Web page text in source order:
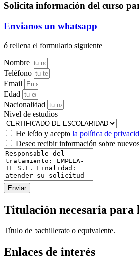
Solicita información del curso
Envianos un whatsapp
ó rellena el formulario siguiente
Nombre
Teléfono
Email
Edad
Nacionalidad
Nivel de estudios
He leído y acepto la política de
Deseo recibir información sobre
Enviar
Titulación necesaria para
Título de bachillerato o equivalente.
Enlaces de interés